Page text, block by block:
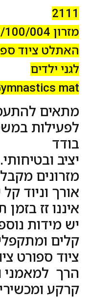
2111
מזרון 250/100/004 ס"מ 105/קורדורה
האתלט ציוד
לגני ילדים
mat
מתאים
לפעילות
בודד
יציב
אורך וניוד קל
איננו זז
יש מידות
קלים
ציוד ספורט
הרך למאמני
קרקע